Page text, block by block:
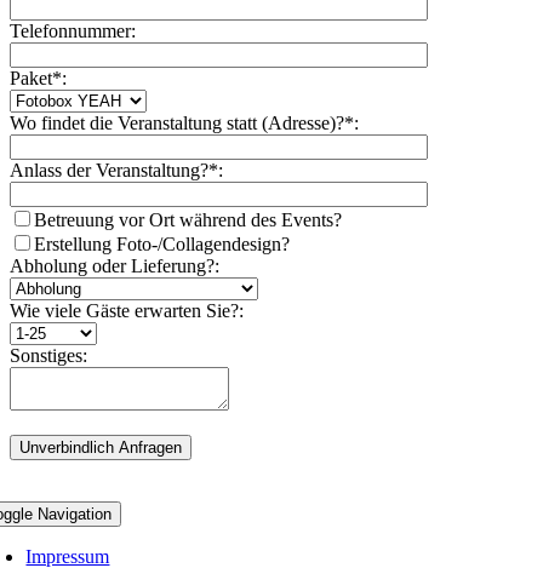
Telefonnummer:
Paket*:
Wo findet die Veranstaltung statt (Adresse)?*:
Anlass der Veranstaltung?*:
Betreuung vor Ort während des Events?
Erstellung Foto-/Collagendesign?
Abholung oder Lieferung?:
Wie viele Gäste erwarten Sie?:
Sonstiges:
Navigation
Impressum